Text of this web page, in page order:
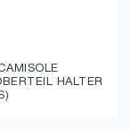
HALTER